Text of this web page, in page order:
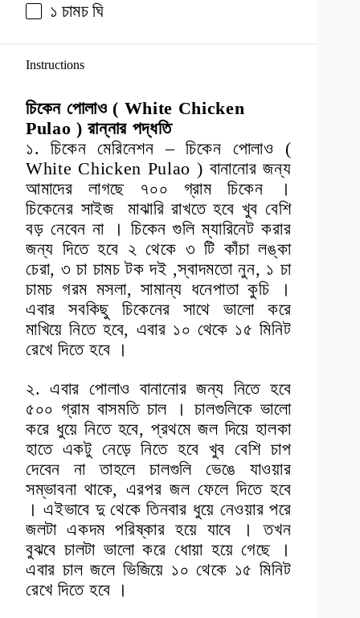
১ চামচ ঘি
Instructions
চিকেন পোলাও ( White Chicken
Pulao ) রান্নার পদ্ধতি
১. চিকেন মেরিনেশন – চিকেন পোলাও (
White Chicken Pulao ) বানানোর জন্য
আমাদের লাগছে ৭০০ গ্রাম চিকেন ।
চিকেনের সাইজ মাঝারি রাখতে হবে খুব বেশি
বড় নেবেন না । চিকেন গুলি ম্যারিনেট করার
জন্য দিতে হবে ২ থেকে ৩ টি কাঁচা লঙ্কা
চেরা, ৩ চা চামচ টক দই ,স্বাদমতো নুন, ১ চা
চামচ গরম মসলা, সামান্য ধনেপাতা কুচি ।
এবার সবকিছু চিকেনের সাথে ভালো করে
মাখিয়ে নিতে হবে, এবার ১০ থেকে ১৫ মিনিট
রেখে দিতে হবে ।
২. এবার পোলাও বানানোর জন্য নিতে হবে
৫০০ গ্রাম বাসমতি চাল । চালগুলিকে ভালো
করে ধুয়ে নিতে হবে, প্রথমে জল দিয়ে হালকা
হাতে একটু নেড়ে নিতে হবে খুব বেশি চাপ
দেবেন না তাহলে চালগুলি ভেঙে যাওয়ার
সম্ভাবনা থাকে, এরপর জল ফেলে দিতে হবে
। এইভাবে দু থেকে তিনবার ধুয়ে নেওয়ার পরে
জলটা একদম পরিষ্কার হয়ে যাবে । তখন
বুঝবে চালটা ভালো করে ধোয়া হয়ে গেছে ।
এবার চাল জলে ভিজিয়ে ১০ থেকে ১৫ মিনিট
রেখে দিতে হবে ।